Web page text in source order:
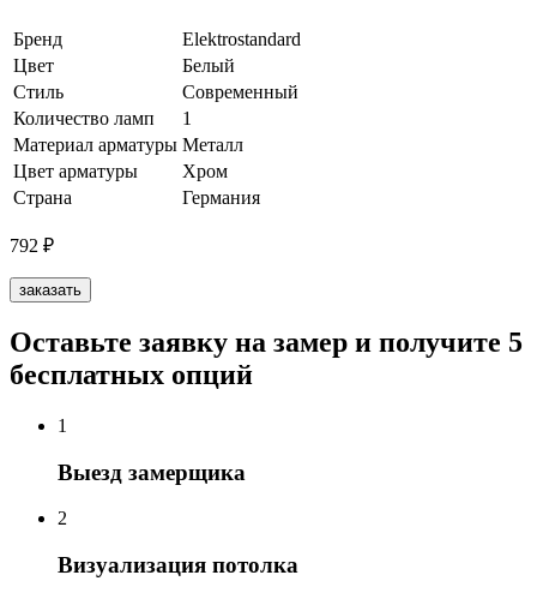
Бренд
Elektrostandard
Цвет
Белый
Стиль
Современный
Количество ламп
1
Материал арматуры Металл
Цвет арматуры
Хром
Страна
Германия
792 ₽
заказать
Оставьте заявку на замер и получите 5
бесплатных опций
1
Выезд замерщика
2
Визуализация потолка